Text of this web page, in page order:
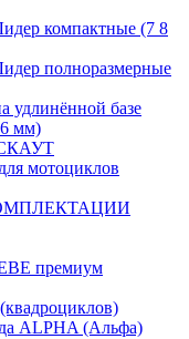
компактные (7 8
полноразмерные
удлинённой базе
мм)
мотоциклов
премиум
ALPHA (Альфа)